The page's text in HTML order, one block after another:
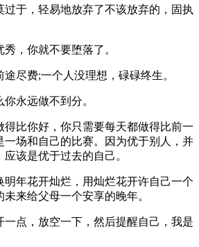
过于，轻易地放弃了不该放弃的，固执
，你就不要堕落了。
尽费;一个人没理想，碌碌终生。
永远做不到分。
得比你好，你只需要每天都做得比前一
一场和自己的比赛。因为优于别人，并
该是优于过去的自己。
明年花开灿烂，用灿烂花开许自己一个
来给父母一个安享的晚年。
一点，放空一下，然后提醒自己，我是